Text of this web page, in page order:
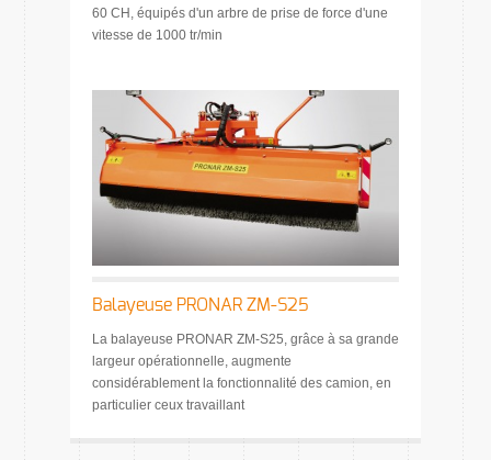
60 CH, équipés d'un arbre de prise de force d'une
vitesse de 1000 tr/min
Balayeuse PRONAR ZM-S25
La balayeuse PRONAR ZM-S25, grâce à sa grande
largeur opérationnelle, augmente
considérablement la fonctionnalité des camion, en
particulier ceux travaillant